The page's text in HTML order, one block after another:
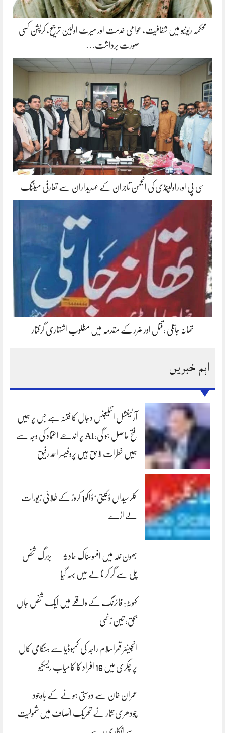
محکمہ ریونیو میں شفافیت، عوامی خدمت اور میرٹ اولین ترجیح، کرپشن کسی
صورت برداشت…
سی پی او،راولپنڈی کی انجمن تاجران کے عہدیداران سے تعارفی میٹنگ
تھانہ جاتلی ،قتل اور ضرر کے مقدمہ میں مطلوب اشتہاری گرفتار
اہم خبریں
آرٹیفشل انٹلیجنس دجال کا فتنہ ہے جس پر ہمیں
فتح حاصل ہو گی،AI پر اندھے اعتماد کی وجہ سے
ہمیں خطرات لاحق ہیں پروفیسر احمد رفیق
کلرسیداں ڈکیتی‘ڈاکو1 کروڑ کے طلائی زیورات
لے اڑے
بھون نلہ میں افسوسناک حادثہ — بزرگ شخص
پلی سے گر کر نالے میں بہہ گیا
کہوٹہ: فائرنگ کے واقعے میں ایک شخص جاں
بحق، تین زخمی
انجینئر قمراسلام راجہ کی کمبوڈیا سے ہنگامی کال
پر چکری میں 16 افراد کا کامیاب ریسکیو
عمران خان سے دوستی ہونے کے باوجود
چودھری نثار نے تحریک انصاف میں شمولیت
سے انکاری رہے